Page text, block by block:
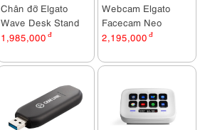
Chân đỡ Elgato
Wave Desk Stand
1,985,000 đ
Webcam Elgato
Facecam Neo
2,195,000 đ